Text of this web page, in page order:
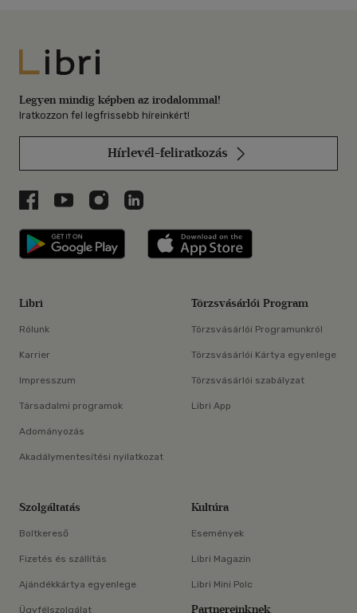
Libri
Legyen mindig képben az irodalommal!
Iratkozzon fel legfrissebb híreinkért!
Hírlevél-feliratkozás
Libri a Facebookon
Libri a Youtube-on
Libri az Instagramon
Libri a LinkedInen
Libri applikáció Szerezd meg: Google
Libri
Rólunk
Karrier
Impresszum
Társadalmi programok
Adományozás
Akadálymentesítési nyilatkozat
Törzsvásárlói Program
Törzsvásárlói Programunkról
Törzsvásárlói Kártya egyenlege
Törzsvásárlói szabályzat
Libri App
Szolgáltatás
Boltkereső
Fizetés és szállítás
Ajándékkártya egyenlege
Ügyfélszolgálat
Kultúra
Események
Libri Magazin
Libri Mini Polc
Partnereinknek